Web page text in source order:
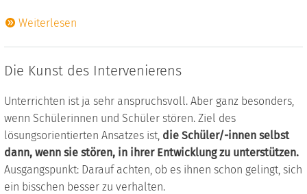
Weiterlesen
Die Kunst des Intervenierens
Unterrichten ist ja sehr anspruchsvoll. Aber ganz besonders,
wenn Schülerinnen und Schüler stören. Ziel des
lösungsorientierten Ansatzes ist, die Schüler/-innen selbst
dann, wenn sie stören, in ihrer Entwicklung zu unterstützen.
Ausgangspunkt: Darauf achten, ob es ihnen schon gelingt, sich
ein bisschen besser zu verhalten.